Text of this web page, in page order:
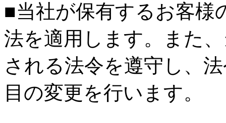
■当社が保有するお客様
法を適用します。また
される法令を遵守し、
目の変更を行います。